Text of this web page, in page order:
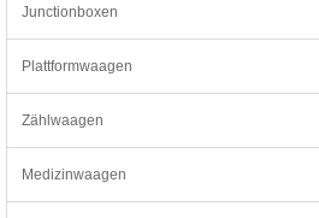
Junctionboxen
Plattformwaagen
Zählwaagen
Medizinwaagen